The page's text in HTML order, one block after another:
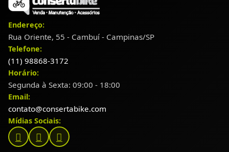
Endereço:
Rua Oriente, 55 - Cambuí - Campinas/SP
Telefone:
(11) 98868-3172
Horário:
Segunda à Sexta: 09:00 - 18:00
Email:
contato@consertabike.com
Mídias Sociais: